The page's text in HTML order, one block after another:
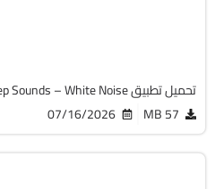
تحميل تطبيق Sleep Sounds – White Noise | لتجربة نوم عميق
57 MB
07/16/2026